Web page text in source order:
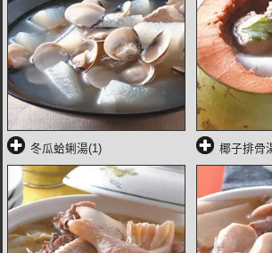
冬瓜蛤蜊湯(1) 椰子排骨